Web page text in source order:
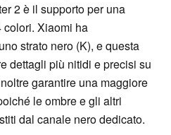
2 è il supporto per una
colori. Xiaomi ha
strato nero (K), e questa
dettagli più nitidi e precisi su
garantire una maggiore
le ombre e gli altri
dal canale nero dedicato.